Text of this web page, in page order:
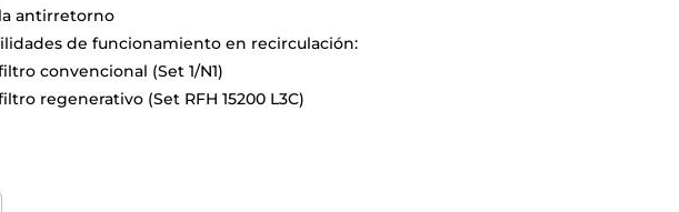
antirretorno
de funcionamiento en recirculación:
convencional (Set 1/N1)
regenerativo (Set RFH 15200 L3C)